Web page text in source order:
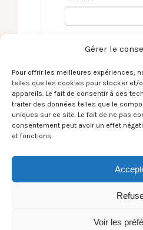
Gérer le
Pour offrir les meilleures expériences,
telles que les cookies pour stocker et/
appareils. Le fait de consentir à ces
traiter des données telles que le
uniques sur ce site. Le fait de ne pas
consentement peut avoir un effet
et fonctions.
Voir les
Fête de la musique de Pau